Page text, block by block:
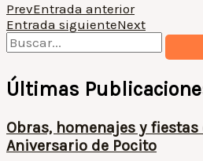
PrevEntrada anterior
Entrada siguienteNext
Últimas
Obras, homenajes y fiestas
Aniversario de Pocito